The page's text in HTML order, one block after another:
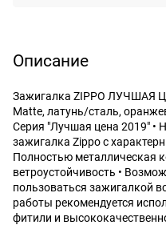
Описание
Зажигалка ZIPPO ЛУЧШАЯ
Matte, латунь/сталь,
Серия "Лучшая цена 2019" •
зажигалка Zippo с
Полностью металлическая
ветроустойчивость •
пользоваться зажигалкой
работы рекомендуется
фитили и